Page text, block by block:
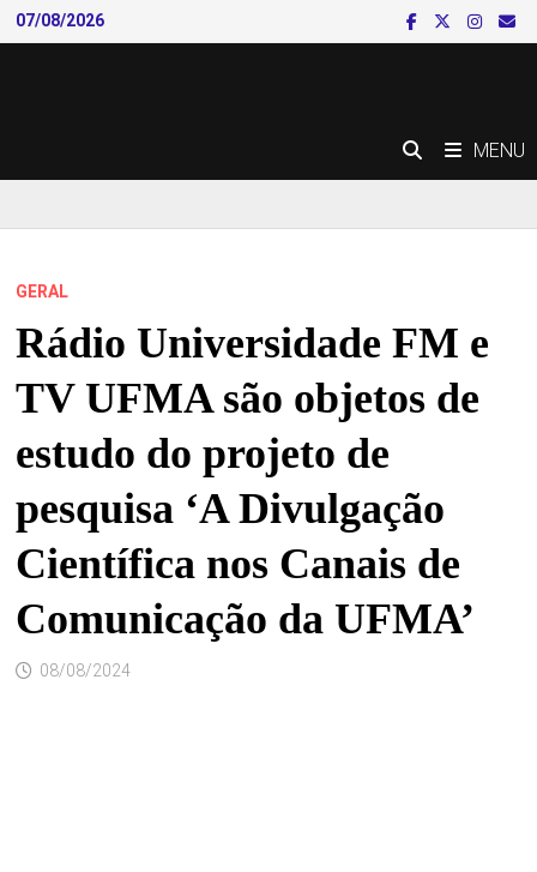
Skip
to
07/08/2026
MENU
GERAL
Rádio Universidade FM e
TV UFMA são objetos de
estudo do projeto de
pesquisa ‘A Divulgação
Científica nos Canais de
Comunicação da UFMA’
08/08/2024